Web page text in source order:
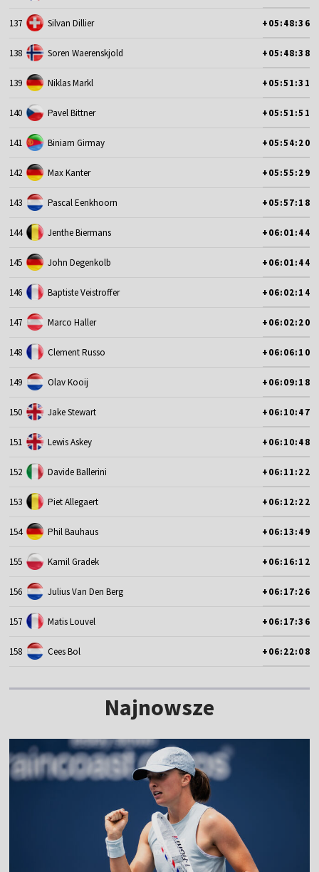
137 Silvan Dillier +05:48:36
138 Soren Waerenskjold +05:48:38
139 Niklas Markl +05:51:31
140 Pavel Bittner +05:51:51
141 Biniam Girmay +05:54:20
142 Max Kanter +05:55:29
143 Pascal Eenkhoorn +05:57:18
144 Jenthe Biermans +06:01:44
145 John Degenkolb +06:01:44
146 Baptiste Veistroffer +06:02:14
147 Marco Haller +06:02:20
148 Clement Russo +06:06:10
149 Olav Kooij +06:09:18
150 Jake Stewart +06:10:47
151 Lewis Askey +06:10:48
152 Davide Ballerini +06:11:22
153 Piet Allegaert +06:12:22
154 Phil Bauhaus +06:13:49
155 Kamil Gradek +06:16:12
156 Julius Van Den Berg +06:17:26
157 Matis Louvel +06:17:36
158 Cees Bol +06:22:08
Najnowsze